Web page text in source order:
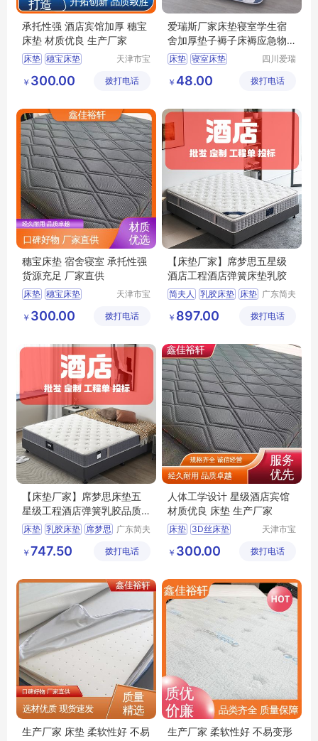
承托性强 酒店宾馆加厚 穗宝
床垫 材质优良 生产厂家
床垫 穗宝床垫
天津床垫 竹炭棕床垫
天津市宝
裕轩床垫
￥ 300.00 拨打电话
爱瑞斯厂家床垫寝室学生宿
舍加厚垫子褥子床褥应急物
资酒店榻榻米
床垫 寝室床垫
四川爱瑞
品有限公
￥ 48.00 拨打电话
穗宝床垫 宿舍寝室 承托性强
货源充足 厂家直供
床垫 穗宝床垫
席梦思弹簧垫
天津市宝
裕轩床垫
￥ 300.00 拨打电话
【床垫厂家】席梦思五星级
酒店工程酒店弹簧床垫乳胶
简夫人 乳胶床垫 床垫 广东简夫
限公司
￥ 897.00 拨打电话
【床垫厂家】席梦思床垫五
星级工程酒店弹簧乳胶品质
好
床垫 乳胶床垫 席梦思 广东简夫
限公司
￥ 747.50 拨打电话
人体工学设计 星级酒店宾馆
材质优良 床垫 生产厂家
床垫 3D丝床垫
天津床垫 乳胶棉床垫
天津市宝
裕轩床垫
￥ 300.00 拨打电话
生产厂家 床垫 柔软性好 不易
生产厂家 柔软性好 不易变形